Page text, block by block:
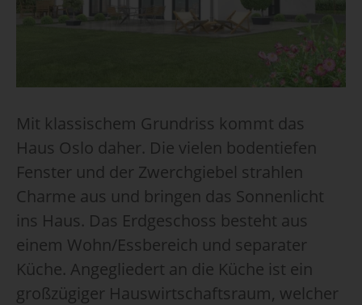
Mit klassischem Grundriss kommt das
Haus Oslo daher. Die vielen bodentiefen
Fenster und der Zwerchgiebel strahlen
Charme aus und bringen das Sonnenlicht
ins Haus. Das Erdgeschoss besteht aus
einem Wohn/Essbereich und separater
Küche. Angegliedert an die Küche ist ein
großzügiger Hauswirtschaftsraum, welcher